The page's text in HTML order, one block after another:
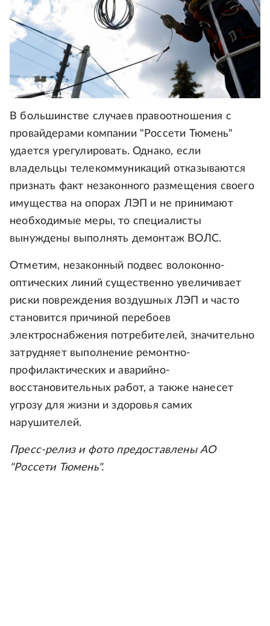
В большинстве случаев правоотношения с
провайдерами компании "Россети Тюмень"
удается урегулировать. Однако, если
владельцы телекоммуникаций отказываются
признать факт незаконного размещения своего
имущества на опорах ЛЭП и не принимают
необходимые меры, то специалисты
вынуждены выполнять демонтаж ВОЛС.
Отметим, незаконный подвес волоконно-
оптических линий существенно увеличивает
риски повреждения воздушных ЛЭП и часто
становится причиной перебоев
электроснабжения потребителей, значительно
затрудняет выполнение ремонтно-
профилактических и аварийно-
восстановительных работ, а также нанесет
угрозу для жизни и здоровья самих
нарушителей.
Пресс-релиз и фото предоставлены АО
"Россети Тюмень".